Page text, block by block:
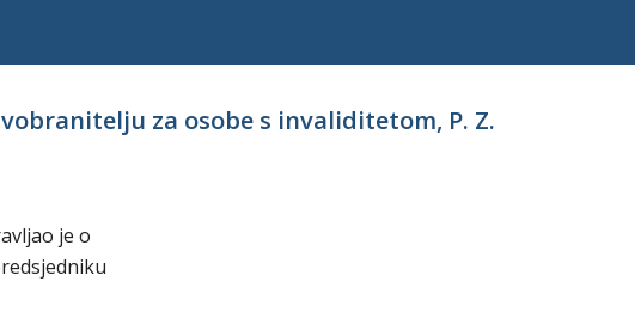
za osobe s invaliditetom, P. Z.
je o